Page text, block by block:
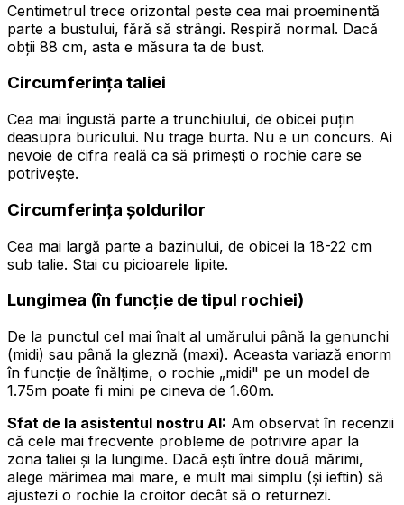
Centimetrul trece orizontal peste cea mai proeminentă
parte a bustului, fără să strângi. Respiră normal. Dacă
obții 88 cm, asta e măsura ta de bust.
Circumferința taliei
Cea mai îngustă parte a trunchiului, de obicei puțin
deasupra buricului. Nu trage burta. Nu e un concurs. Ai
nevoie de cifra reală ca să primești o rochie care se
potrivește.
Circumferința șoldurilor
Cea mai largă parte a bazinului, de obicei la 18-22 cm
sub talie. Stai cu picioarele lipite.
Lungimea (în funcție de tipul rochiei)
De la punctul cel mai înalt al umărului până la genunchi
(midi) sau până la gleznă (maxi). Aceasta variază enorm
în funcție de înălțime, o rochie „midi" pe un model de
1.75m poate fi mini pe cineva de 1.60m.
Sfat de la asistentul nostru AI: Am observat în recenzii
că cele mai frecvente probleme de potrivire apar la
zona taliei și la lungime. Dacă ești între două mărimi,
alege mărimea mai mare, e mult mai simplu (și ieftin) să
ajustezi o rochie la croitor decât să o returnezi.